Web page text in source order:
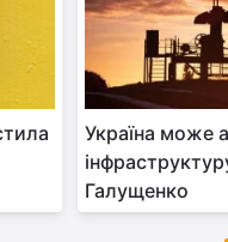
Україна може
Галущенко